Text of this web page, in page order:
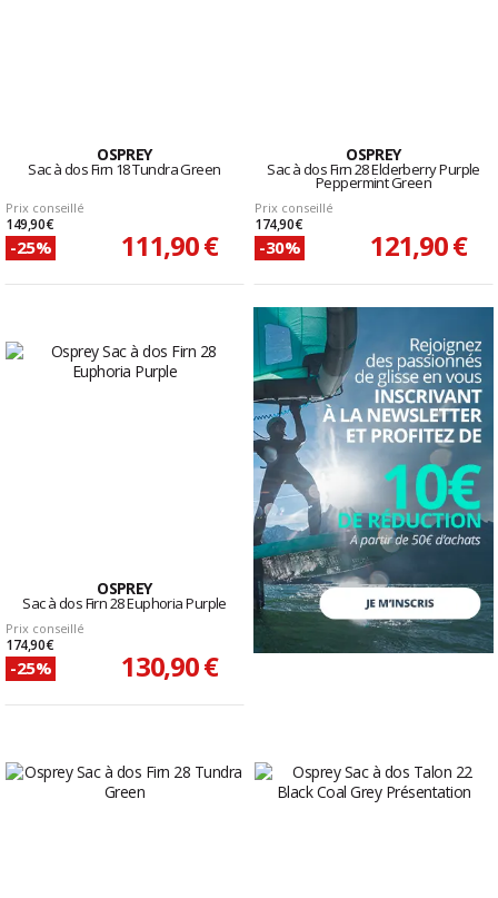
OSPREY
Sac à dos Firn 18 Tundra Green
Prix conseillé
149,90 €
-25% 111,90 €
OSPREY
Sac à dos Firn 28 Elderberry Purple
Peppermint Green
Prix conseillé
174,90 €
-30% 121,90 €
OSPREY
Sac à dos Firn 28 Euphoria Purple
Prix conseillé
174,90 €
-25% 130,90 €